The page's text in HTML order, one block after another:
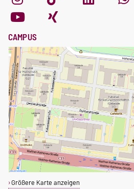
CAMPUS
Größere Karte anzeigen